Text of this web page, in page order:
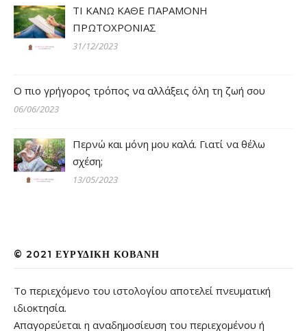
ΤΙ ΚΑΝΩ ΚΑΘΕ ΠΑΡΑΜΟΝΗ
ΠΡΩΤΟΧΡΟΝΙΑΣ
31/12/2023
Ο πιο γρήγορος τρόπος να αλλάξεις όλη τη ζωή σου
06/06/2023
Περνώ και μόνη μου καλά. Γιατί να θέλω
σχέση;
13/05/2023
© 2021 ΕΥΡΥΔΊΚΗ ΚΟΒΆΝΗ
Το περιεχόμενο του ιστολογίου αποτελεί πνευματική
ιδιοκτησία.
Απαγορεύεται η αναδημοσίευση του περιεχομένου ή